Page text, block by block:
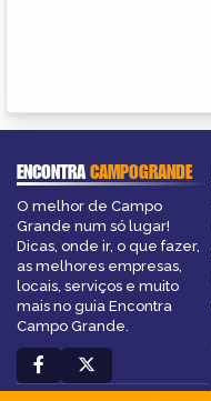
ENCONTRACAMPOGRANDE
O melhor de Campo
Grande num só lugar!
Dicas, onde ir, o que fazer,
as melhores empresas,
locais, serviços e muito
mais no guia Encontra
Campo Grande.